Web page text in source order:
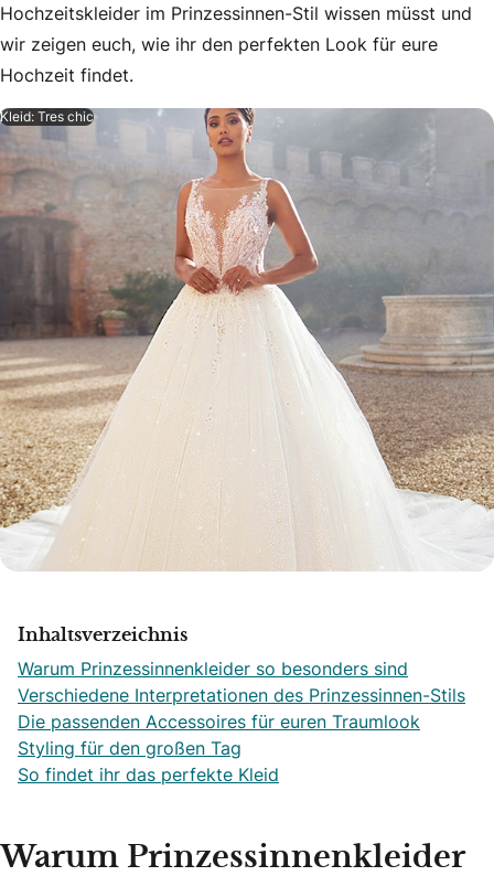
Hochzeitskleider im Prinzessinnen-Stil wissen müsst und
wir zeigen euch, wie ihr den perfekten Look für eure
Hochzeit findet.
Kleid: Tres chic
Inhaltsverzeichnis
Warum Prinzessinnenkleider so besonders sind
Verschiedene Interpretationen des Prinzessinnen-Stils
Die passenden Accessoires für euren Traumlook
Styling für den großen Tag
So findet ihr das perfekte Kleid
Warum Prinzessinnenkleider